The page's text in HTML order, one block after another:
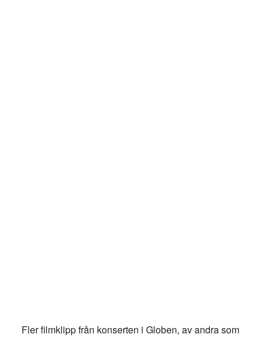
Fler filmklipp från konserten i Globen, av andra som